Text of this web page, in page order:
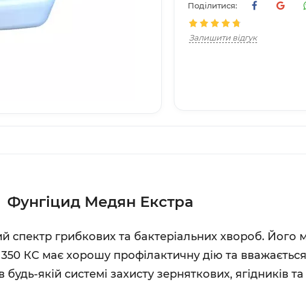
Поділитися:
Залишити відгук
Фунгіцид Медян Екстра
спектр грибкових та бактеріальних хвороб. Його
КС має хорошу профілактичну дію та
якій системі захисту зерняткових, ягідників та